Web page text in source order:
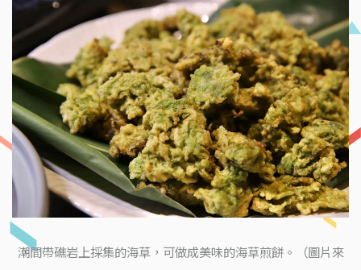
潮間帶礁岩上採集的海草，可做成美味的海草煎餅。（圖片來